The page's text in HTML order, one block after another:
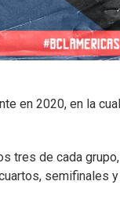
en 2020, en la cual
tres de cada grupo,
semifinales y